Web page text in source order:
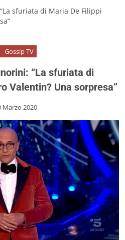
sfuriata di Maria De Filippi
Gossip TV
“La sfuriata di
Valentin? Una sorpresa”
Marzo 2020